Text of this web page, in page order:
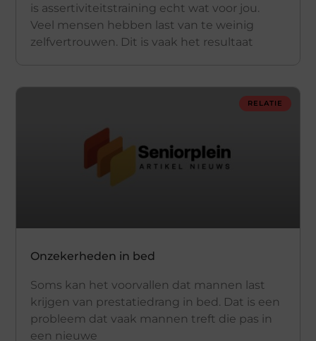
is assertiviteitstraining echt wat voor jou.
Veel mensen hebben last van te weinig
zelfvertrouwen. Dit is vaak het resultaat
RELATIE
Onzekerheden in bed
Soms kan het voorvallen dat mannen last
krijgen van prestatiedrang in bed. Dat is een
probleem dat vaak mannen treft die pas in
een nieuwe